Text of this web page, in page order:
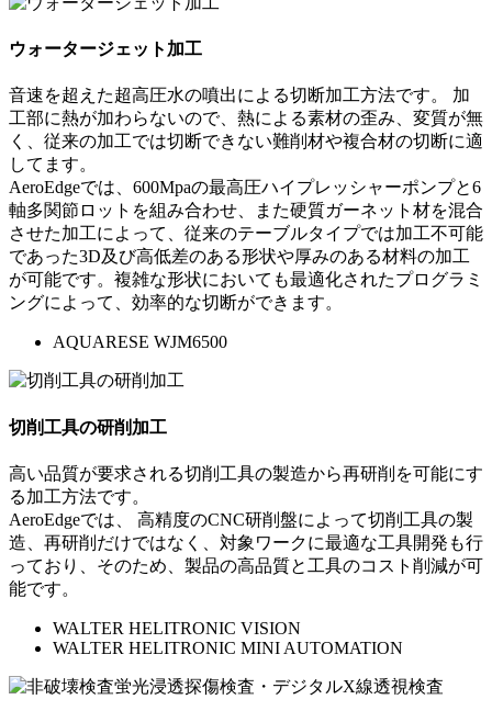
ウォータージェット加工
音速を超えた超高圧水の噴出による切断加工方法です。 加
工部に熱が加わらないので、熱による素材の歪み、変質が無
く、従来の加工では切断できない難削材や複合材の切断に適
してます。
AeroEdgeでは、600Mpaの最高圧ハイプレッシャーポンプと6
軸多関節ロットを組み合わせ、また硬質ガーネット材を混合
させた加工によって、従来のテーブルタイプでは加工不可能
であった3D及び高低差のある形状や厚みのある材料の加工
が可能です。複雑な形状においても最適化されたプログラミ
ングによって、効率的な切断ができます。
AQUARESE WJM6500
切削工具の研削加工
高い品質が要求される切削工具の製造から再研削を可能にす
る加工方法です。
AeroEdgeでは、 高精度のCNC研削盤によって切削工具の製
造、再研削だけではなく、対象ワークに最適な工具開発も行
っており、そのため、製品の高品質と工具のコスト削減が可
能です。
WALTER HELITRONIC VISION
WALTER HELITRONIC MINI AUTOMATION